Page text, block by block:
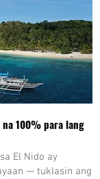
100% para lang
El Nido ay
— tuklasin ang